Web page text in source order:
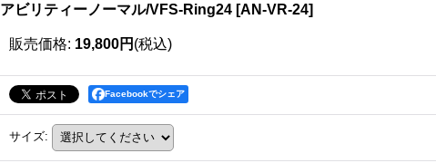
アビリティーノーマル/VFS-Ring24 [AN-VR-24]
販売価格: 19,800円 (税込)
Facebookでシェア
サイズ: